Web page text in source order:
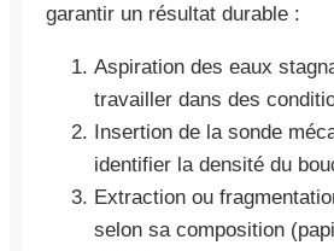
garantir un résultat durable :
Aspiration des eaux
travailler dans des
Insertion de la sonde
identifier la densité du
Extraction ou
selon sa composition